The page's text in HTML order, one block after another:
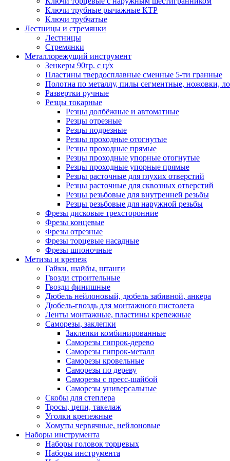
Ключи трубные рычажные КТР
Ключи трубчатые
Лестницы и стремянки
Лестницы
Стремянки
Металлорежущий инструмент
Зенкеры 90гр. с ц/х
Пластины твердосплавные сменные 5-ти гранные
Полотна по металлу, пилы сегментные, ножовки,
Развертки ручные
Резцы токарные
Резцы долбёжные и автоматные
Резцы отрезные
Резцы подрезные
Резцы проходные отогнутые
Резцы проходные прямые
Резцы проходные упорные отогнутые
Резцы проходные упорные прямые
Резцы расточные для глухих отверстий
Резцы расточные для сквозных отверстий
Резцы резьбовые для внутренней резьбы
Резцы резьбовые для наружной резьбы
Фрезы дисковые трехсторонние
Фрезы концевые
Фрезы отрезные
Фрезы торцевые насадные
Фрезы шпоночные
Метизы и крепеж
Гайки, шайбы, штанги
Гвозди строительные
Гвозди финишные
Дюбель нейлоновый, дюбель забивной, анкера
Дюбель-гвоздь для монтажного пистолета
Ленты монтажные, пластины крепежные
Саморезы, заклепки
Заклепки комбинированные
Саморезы гипрок-дерево
Саморезы гипрок-металл
Саморезы кровельные
Саморезы по дереву
Саморезы с пресс-шайбой
Саморезы универсальные
Скобы для степлера
Тросы, цепи, такелаж
Уголки крепежные
Хомуты червячные, нейлоновые
Наборы инструмента
Наборы головок торцевых
Наборы инструмента